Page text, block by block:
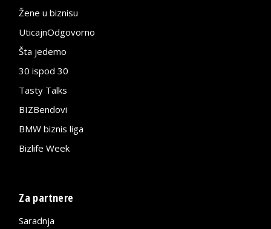
Žene u biznisu
UticajnOdgovorno
Šta jedemo
30 ispod 30
Tasty Talks
BIZBendovi
BMW biznis liga
Bizlife Week
Za partnere
Saradnja